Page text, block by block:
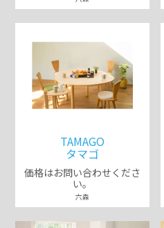
TAMAGO
タマゴ
価格はお問い合わせくださ
い。
六森